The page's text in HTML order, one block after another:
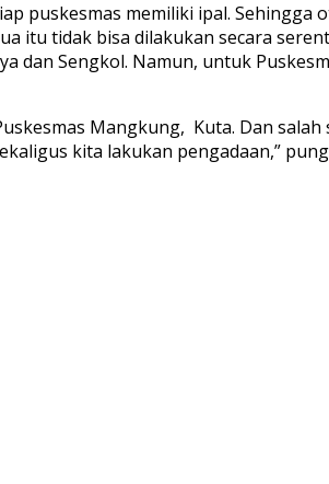
puskesmas memiliki ipal.
itu tidak bisa dilakukan secara
dan Sengkol. Namun, untuk
Mangkung, Kuta. Dan
kita lakukan pengadaan,”